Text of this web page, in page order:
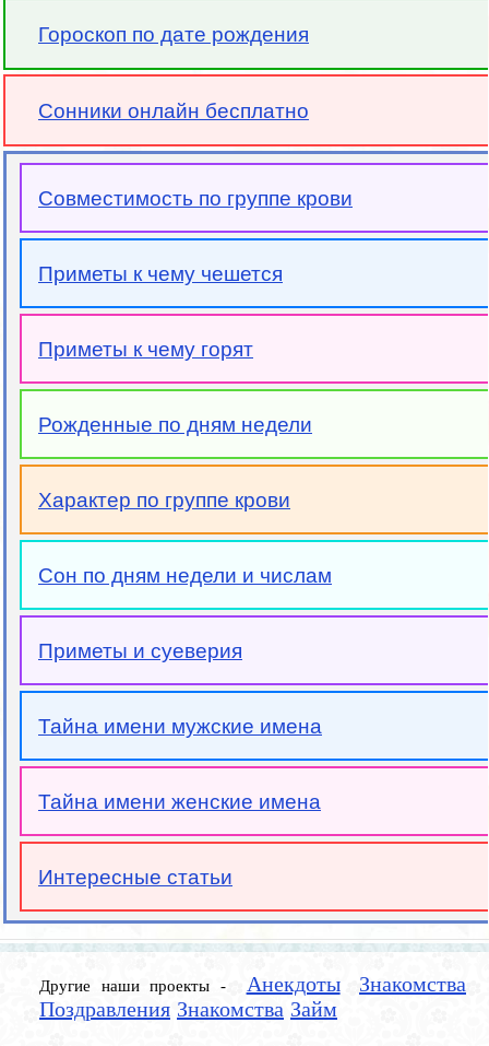
Гороскоп по дате рождения
Сонники онлайн бесплатно
Совместимость по группе крови
Приметы к чему чешется
Приметы к чему горят
Рожденные по дням недели
Характер по группе крови
Сон по дням недели и числам
Приметы и суеверия
Тайна имени мужские имена
Тайна имени женские имена
Интересные статьи
Другие наши проекты - Анекдоты
Знакомства
Поздравления Знакомства Займ